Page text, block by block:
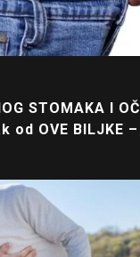
STOMAKA I
od OVE BILJKE